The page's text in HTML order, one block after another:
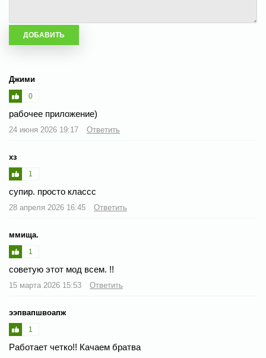
Джими
0
рабочее приложение)
24 июня 2026 19:17 Ответить
хз
1
супир. просто классс
28 апреля 2026 16:45 Ответить
ммища.
1
советую этот мод всем. !!
15 марта 2026 15:53 Ответить
ээпвапшвоапж
1
Работает четко!! Качаем братва